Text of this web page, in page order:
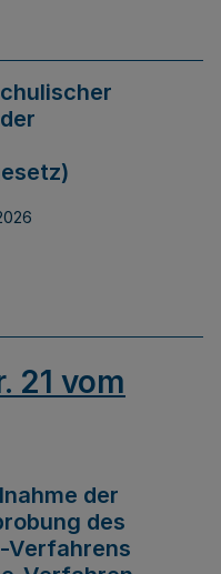
21 vom
der
des
Verfahrens